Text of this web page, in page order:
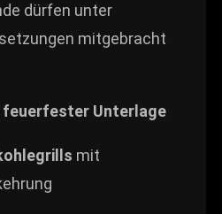
dürfen unter
mitgebracht
feuerfester Unterlage
mit